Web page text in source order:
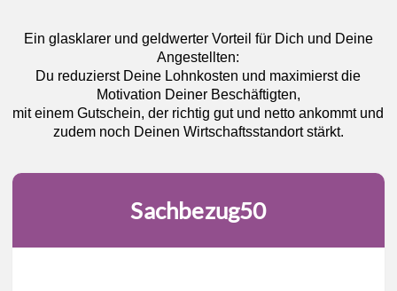
Ein glasklarer und geldwerter Vorteil für Dich und Deine
Angestellten:
Du reduzierst Deine Lohnkosten und maximierst die
Motivation Deiner Beschäftigten,
mit einem Gutschein, der richtig gut und netto ankommt und
zudem noch Deinen Wirtschaftsstandort stärkt.
Sachbezug50